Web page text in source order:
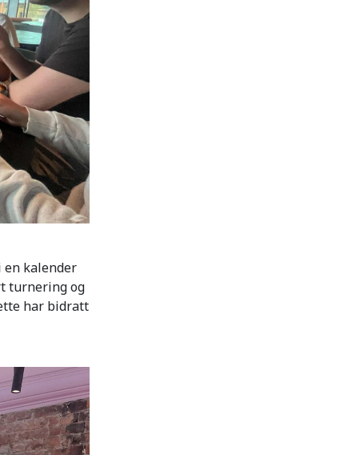
en kalender
turnering og
har bidratt